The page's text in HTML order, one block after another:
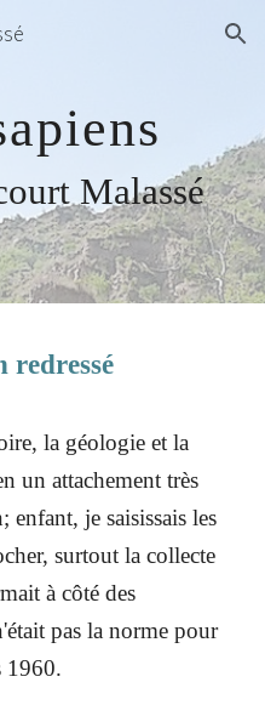
Skip to navigation
Malassé
redressé
la géologie et la
un attachement très
je saisissais les
surtout la collecte
à côté des
pas la norme pour
1960.